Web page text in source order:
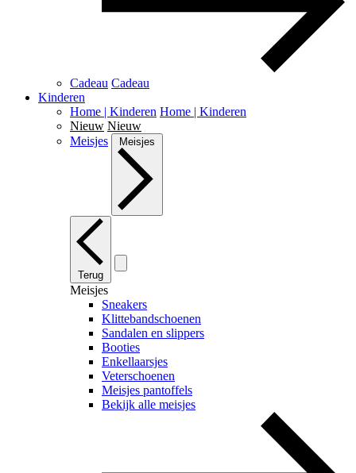
Cadeau Cadeau
Kinderen
Home | Kinderen Home | Kinderen
Nieuw Nieuw
Meisjes
Meisjes
Terug
Meisjes
Sneakers
Klittebandschoenen
Sandalen en slippers
Booties
Enkellaarsjes
Veterschoenen
Meisjes pantoffels
Bekijk alle meisjes